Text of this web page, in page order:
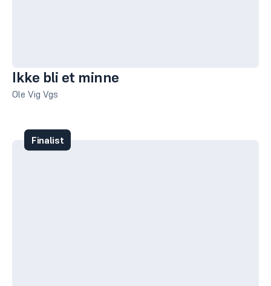
Ikke bli et minne
Ole Vig Vgs
Finalist